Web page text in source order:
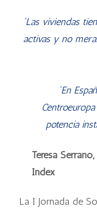
“Las viviendas
activas y no
“En
potencia
Teresa
Index
La I Jornada de